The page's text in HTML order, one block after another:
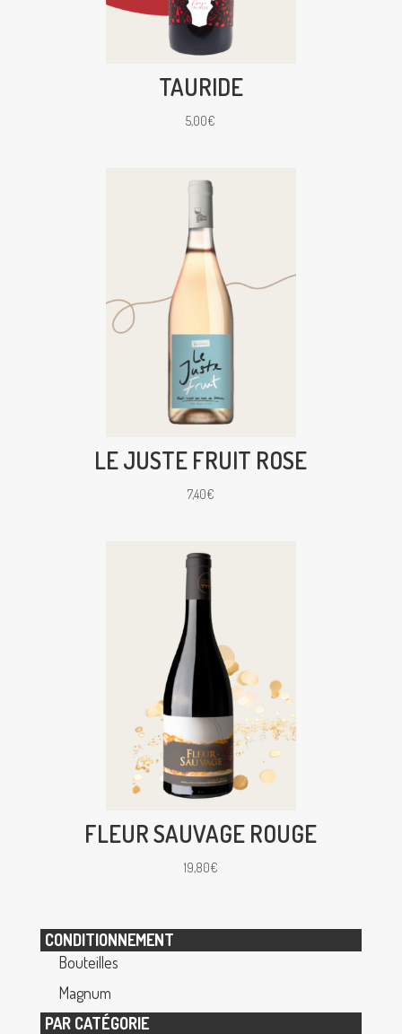
TAURIDE
5,00€
LE JUSTE FRUIT ROSE
7,40€
FLEUR SAUVAGE ROUGE
19,80€
CONDITIONNEMENT
Bouteilles
Magnum
PAR CATÉGORIE